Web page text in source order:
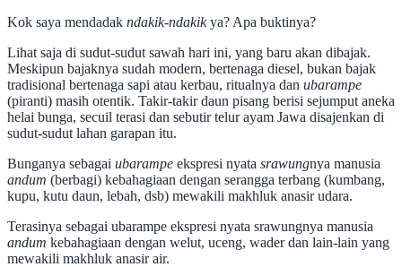
Kok saya mendadak ndakik-ndakikya? Apa buktinya?
Lihat saja di sudut-sudut sawah hari ini, yang baru akan dibajak.
Meskipun bajaknya sudah modern, bertenaga diesel, bukan bajak
tradisional bertenaga sapi atau kerbau, ritualnya dan ubarampe
(piranti) masih otentik. Takir-takir daun pisang berisi sejumput aneka
helai bunga, secuil terasi dan sebutir telur ayam Jawa disajenkan di
sudut-sudut lahan garapan itu.
Bunganya sebagai ubarampe ekspresi nyata srawungnya manusia
andum (berbagi) kebahagiaan dengan serangga terbang (kumbang,
kupu, kutu daun, lebah, dsb) mewakili makhluk anasir udara.
Terasinya sebagai ubarampe ekspresi nyata srawungnya manusia
andum kebahagiaan dengan welut, uceng, wader dan lain-lain yang
mewakili makhluk anasir air.